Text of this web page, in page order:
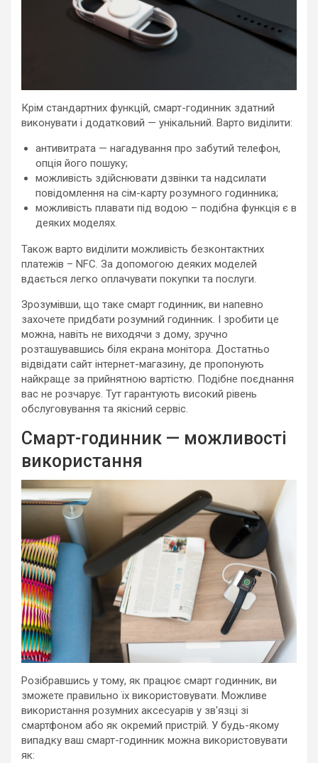
Крім стандартних функцій, смарт-годинник здатний
виконувати і додатковий — унікальний. Варто виділити:
антивитрата — нагадування про забутий телефон,
опція його пошуку;
можливість здійснювати дзвінки та надсилати
повідомлення на сім-карту розумного годинника;
можливість плавати під водою – подібна функція є в
деяких моделях.
Також варто виділити можливість безконтактних
платежів – NFC. За допомогою деяких моделей
вдається легко оплачувати покупки та послуги.
Зрозумівши, що таке смарт годинник, ви напевно
захочете придбати розумний годинник. І зробити це
можна, навіть не виходячи з дому, зручно
розташувавшись біля екрана монітора. Достатньо
відвідати сайт інтернет-магазину, де пропонують
найкраще за прийнятною вартістю. Подібне поєднання
вас не розчарує. Тут гарантують високий рівень
обслуговування та якісний сервіс.
Смарт-годинник — можливості
використання
Розібравшись у тому, як працює смарт годинник, ви
зможете правильно їх використовувати. Можливе
використання розумних аксесуарів у зв'язці зі
смартфоном або як окремий пристрій. У будь-якому
випадку ваш смарт-годинник можна використовувати
як: